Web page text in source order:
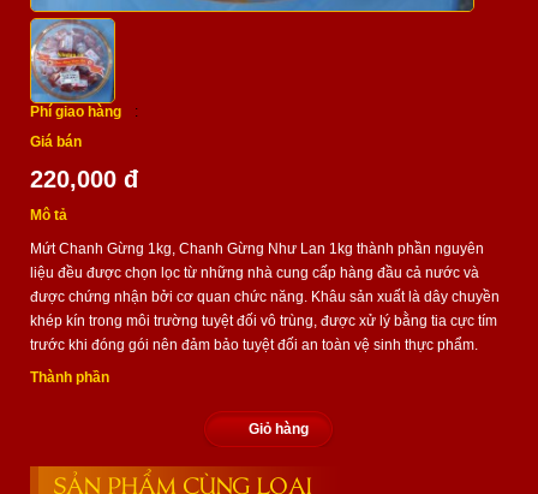
Phí giao hàng
:
Giá bán
220,000 đ
Mô tả
Mứt Chanh Gừng 1kg, Chanh Gừng Như Lan 1kg thành phần nguyên
liệu đều được chọn lọc từ những nhà cung cấp hàng đầu cả nước và
được chứng nhận bởi cơ quan chức năng. Khâu sản xuất là dây chuyền
khép kín trong môi trường tuyệt đối vô trùng, được xử lý bằng tia cực tím
trước khi đóng gói nên đảm bảo tuyệt đối an toàn vệ sinh thực phẩm.
Thành phần
Giỏ hàng
SẢN PHẨM CÙNG LOẠI